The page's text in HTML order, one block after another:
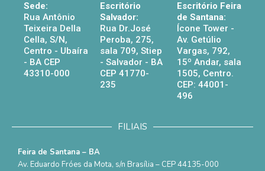
Sede:
Rua Antônio
Teixeira Della
Cella, S/N,
Centro - Ubaíra
- BA CEP
43310-000
Escritório
Salvador:
Rua Dr.José
Peroba, 275,
sala 709, Stiep
- Salvador - BA
CEP 41770-
235
Escritório Feira
de Santana:
Ícone Tower -
Av. Getúlio
Vargas, 792,
15º Andar, sala
1505, Centro.
CEP: 44001-
496
FILIAIS
Feira de Santana – BA
Av. Eduardo Fróes da Mota, s/n Brasília – CEP 44135-000